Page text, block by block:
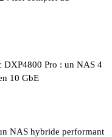
DXP4800 Pro : un NAS 4
10 GbE
NAS hybride performant